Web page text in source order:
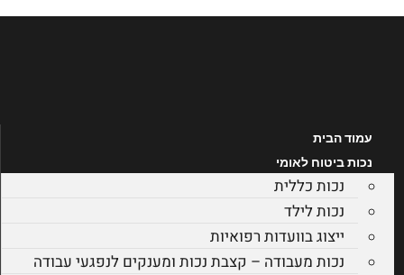
דלג
עמוד הבית
נכות ביטוח לאומי
נכות כללית
נכות לילד
ייצוג בוועדות רפואיות
נכות מעבודה – קצבת נכות ומענקים לנפגעי עבודה